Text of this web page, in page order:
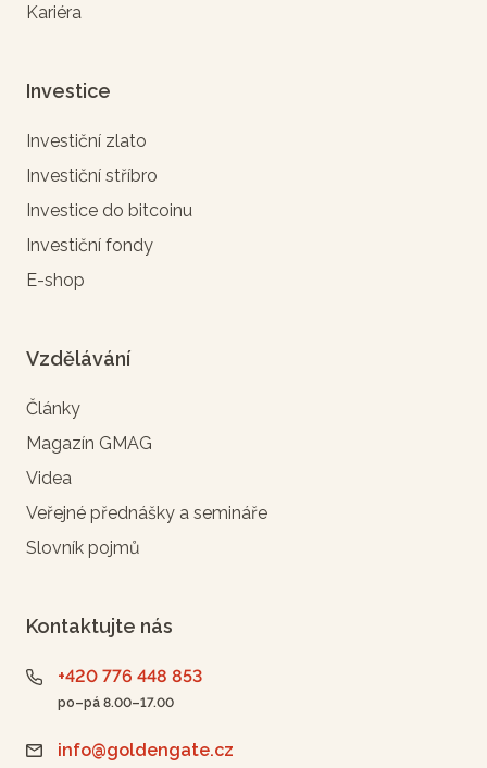
Kariéra
Investice
Investiční zlato
Investiční stříbro
Investice do bitcoinu
Investiční fondy
E-shop
Vzdělávání
Články
Magazín GMAG
Videa
Veřejné přednášky a semináře
Slovník pojmů
Kontaktujte nás
+420 776 448 853
po–pá 8.00–17.00
info@goldengate.cz